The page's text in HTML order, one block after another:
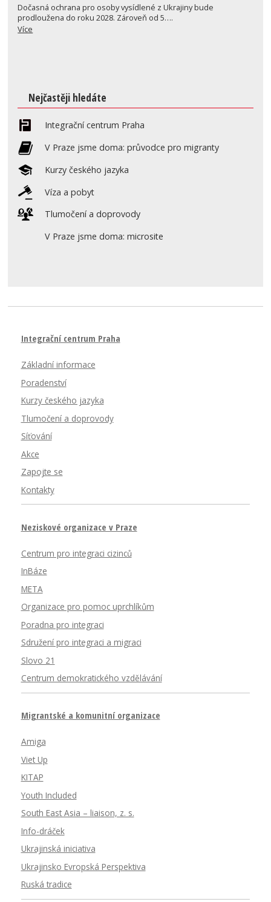
Dočasná ochrana pro osoby vysídlené z Ukrajiny bude
prodloužena do roku 2028. Zároveň od 5….
Více
Nejčastěji hledáte
Integrační centrum Praha
V Praze jsme doma: průvodce pro migranty
Kurzy českého jazyka
Víza a pobyt
Tlumočení a doprovody
V Praze jsme doma: microsite
Integrační centrum Praha
Základní informace
Poradenství
Kurzy českého jazyka
Tlumočení a doprovody
Síťování
Akce
Zapojte se
Kontakty
Neziskové organizace v Praze
Centrum pro integraci cizinců
InBáze
META
Organizace pro pomoc uprchlíkům
Poradna pro integraci
Sdružení pro integraci a migraci
Slovo 21
Centrum demokratického vzdělávání
Migrantské a komunitní organizace
Amiga
Viet Up
KITAP
Youth Included
South East Asia – liaison, z. s.
Info-dráček
Ukrajinská iniciativa
Ukrajinsko Evropská Perspektiva
Ruská tradice